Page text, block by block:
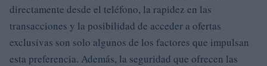
directamente desde el teléfono, la rapidez en las
transacciones y la posibilidad de acceder a ofertas
exclusivas son solo algunos de los factores que impulsan
esta preferencia. Además, la seguridad que ofrecen las